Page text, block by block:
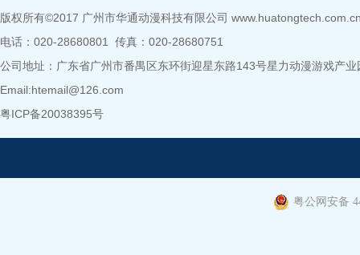
版权所有©2017 广州市华通动漫科技有限公司
电话：020-28680801 传真：020-28680751
公司地址：广东省广州市番禺区东环街迎星东路143号星力动漫游戏
Email:htemail@126.com
粤ICP备20038395号
粤公网安备